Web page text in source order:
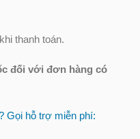
thanh toán.
đối với đơn hàng có
Gọi hỗ trợ miễn phí: